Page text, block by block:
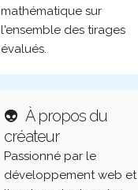
mathématique sur
l'ensemble des tirages
évalués.
👽 À propos du
créateur
Passionné par le
développement web et